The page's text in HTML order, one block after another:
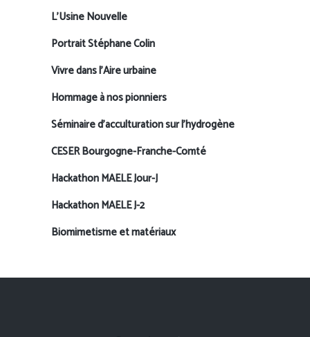
L’Usine Nouvelle
Portrait Stéphane Colin
Vivre dans l’Aire urbaine
Hommage à nos pionniers
Séminaire d’acculturation sur l’hydrogène
CESER Bourgogne-Franche-Comté
Hackathon MAELE Jour-J
Hackathon MAELE J-2
Biomimetisme et matériaux